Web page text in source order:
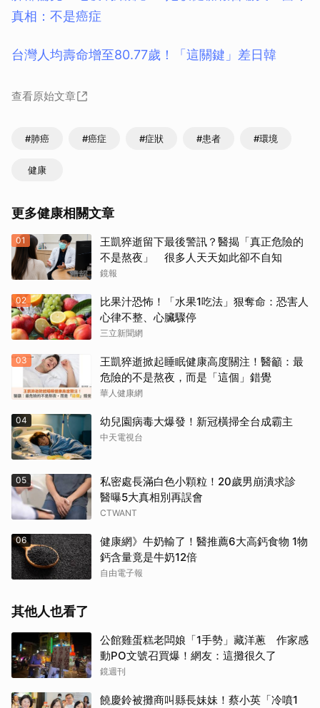
真相：不是癌症
台灣人均壽命增至80.77歲！「這關鍵」差日韓
查看原始文章
#肺癌 #癌症 #症狀 #患者 #環境
健康
更多健康相關文章
01
王凱猝逝留下最後警訊？醫揭「真正危險的
不是熬夜」 很多人天天如此卻不自知
鏡報
02
比果汁恐怖！「水果1吃法」狠奪命：恐害人
心律不整、心臟驟停
三立新聞網
03
王凱猝逝掀起睡眠健康高度關注！醫籲：最
危險的不是熬夜，而是「這個」錯覺
華人健康網
04 幼兒園病毒大爆發！新冠橫掃全台成霸主
中天電視台
05
私密處長滿白色小顆粒！20歲男崩潰求診
醫曝5大真相別再誤會
CTWANT
06
健康網》牛奶輸了！醫推薦6大高鈣食物 1物
鈣含量竟是牛奶12倍
自由電子報
其他人也看了
公館雞蛋糕老闆娘「1手勢」藏洋蔥 作家感
動PO文號召買爆！網友：這攤很久了
鏡週刊
饒慶鈴被攤商叫縣長妹妹！蔡小英「冷噴1